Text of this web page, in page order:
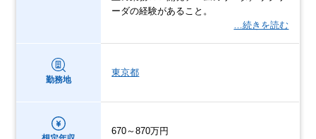
ーダの経験があること。
…続きを読む
勤務地
東京都
670～870万円